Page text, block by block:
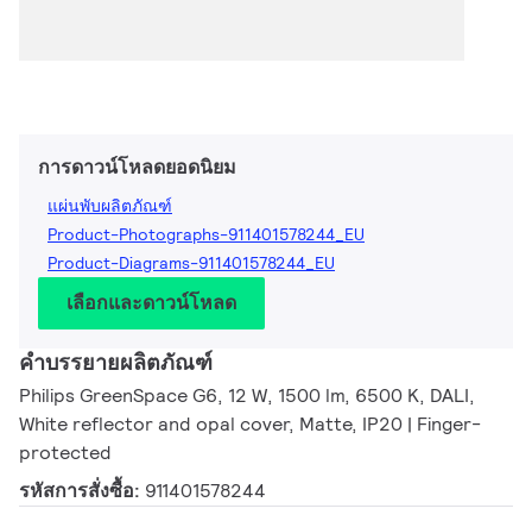
การดาวน์โหลดยอดนิยม
แผ่นพับผลิตภัณฑ์
Product-Photographs-911401578244_EU
Product-Diagrams-911401578244_EU
เลือกและดาวน์โหลด
คำบรรยายผลิตภัณฑ์
Philips GreenSpace G6, 12 W, 1500 lm, 6500 K, DALI,
White reflector and opal cover, Matte, IP20 | Finger-
protected
รหัสการสั่งซื้อ: 911401578244